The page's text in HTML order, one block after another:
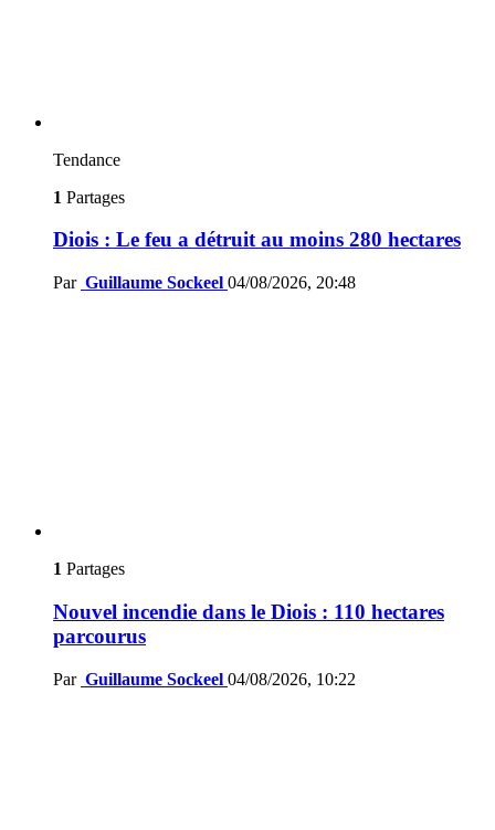
Tendance
1 Partages
Diois : Le feu a détruit au moins 280 hectares
Par Guillaume Sockeel 04/08/2026, 20:48
1 Partages
Nouvel incendie dans le Diois : 110 hectares
parcourus
Par Guillaume Sockeel 04/08/2026, 10:22